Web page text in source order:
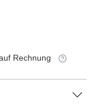
Rechnung